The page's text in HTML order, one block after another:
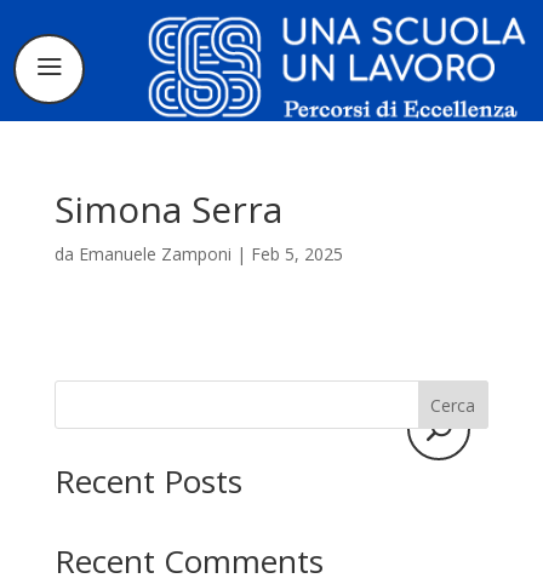
I tirocinanti
Le borse di
studio
Simona Serra
da Emanuele Zamponi | Feb 5, 2025
Cerca
Recent Posts
Recent Comments